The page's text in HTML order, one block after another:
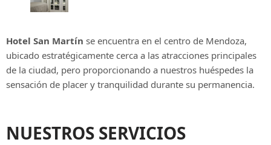
Hotel San Martín se encuentra en el centro de Mendoza,
ubicado estratégicamente cerca a las atracciones principales
de la ciudad, pero proporcionando a nuestros huéspedes la
sensación de placer y tranquilidad durante su permanencia.
NUESTROS SERVICIOS